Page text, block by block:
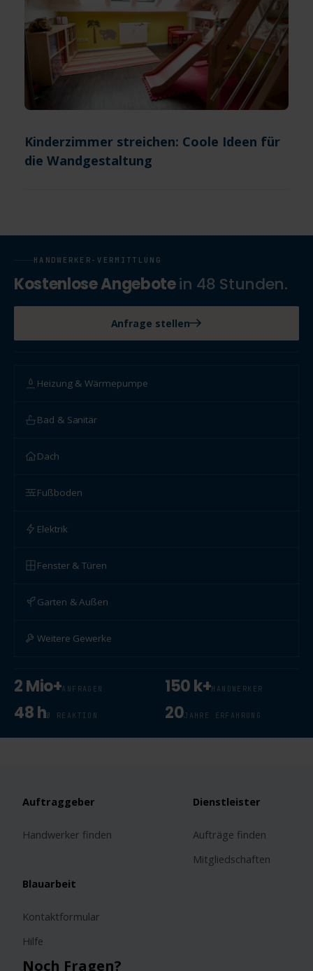
Kinderzimmer streichen: Coole Ideen für
die Wandgestaltung
HANDWERKER-VERMITTLUNG
Kostenlose Angebotein 48 Stunden.
Anfrage stellen
Heizung & Wärmepumpe
Bad & Sanitär
Dach
Fußboden
Elektrik
Fenster & Türen
Garten & Außen
Weitere Gewerke
2 Mio+ANFRAGEN 150 k+HANDWERKER
48 hØ REAKTION 20JAHRE ERFAHRUNG
Noch Fragen?
Auftraggeber
Handwerker finden
Dienstleister
Aufträge finden
Mitgliedschaften
Blauarbeit
Kontaktformular
Hilfe